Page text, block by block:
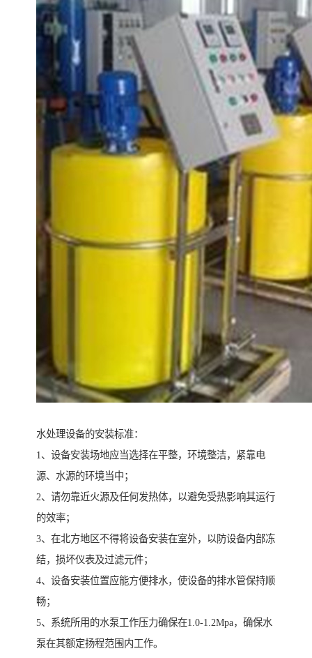
水处理设备的安装标准：
1、设备安装场地应当选择在平整，环境整洁，紧靠电
源、水源的环境当中；
2、请勿靠近火源及任何发热体，以避免受热影响其运行
的效率；
3、在北方地区不得将设备安装在室外，以防设备内部冻
结，损坏仪表及过滤元件；
4、设备安装位置应能方便排水，使设备的排水管保持顺
畅；
5、系统所用的水泵工作压力确保在1.0-1.2Mpa，确保水
泵在其额定扬程范围内工作。